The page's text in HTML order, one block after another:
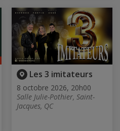
Les 3 imitateurs
8 octobre 2026, 20h00
Salle Julie-Pothier, Saint-
Jacques, QC